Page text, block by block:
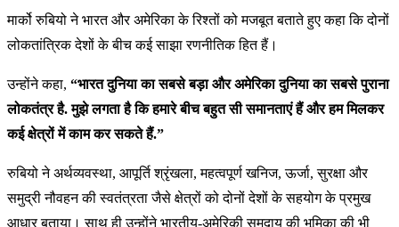
मार्को रुबियो ने भारत और अमेरिका के रिश्तों को मजबूत बताते हुए कहा कि दोनों
लोकतांत्रिक देशों के बीच कई साझा रणनीतिक हित हैं।
उन्होंने कहा, “भारत दुनिया का सबसे बड़ा और अमेरिका दुनिया का सबसे पुराना
लोकतंत्र है. मुझे लगता है कि हमारे बीच बहुत सी समानताएं हैं और हम मिलकर
कई क्षेत्रों में काम कर सकते हैं.”
रुबियो ने अर्थव्यवस्था, आपूर्ति श्रृंखला, महत्वपूर्ण खनिज, ऊर्जा, सुरक्षा और
समुद्री नौवहन की स्वतंत्रता जैसे क्षेत्रों को दोनों देशों के सहयोग के प्रमुख
आधार बताया। साथ ही उन्होंने भारतीय-अमेरिकी समुदाय की भूमिका की भी